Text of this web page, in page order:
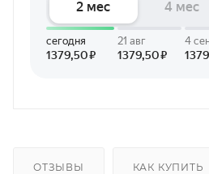
ОТЗЫВЫ КАК КУПИТЬ